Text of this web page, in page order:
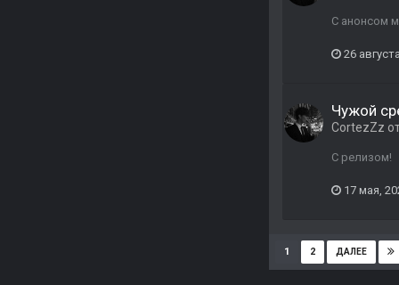
С анонсом
26
Чужой
CortezZz
С релизом!
17 мая,
1 2 ДАЛЕЕ